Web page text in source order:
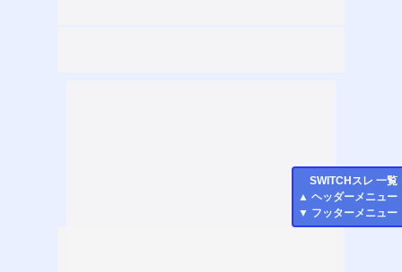
SWITCH スレ 一覧
▲ ヘッダーメニュー
▼ フッターメニュー